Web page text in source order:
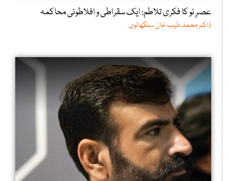
عصرِ نو کا فکری تلاطم: ایک سقراطی و افلاطونی محاکمہ
ڈاکٹر محمد طیب خان سنگھانوی